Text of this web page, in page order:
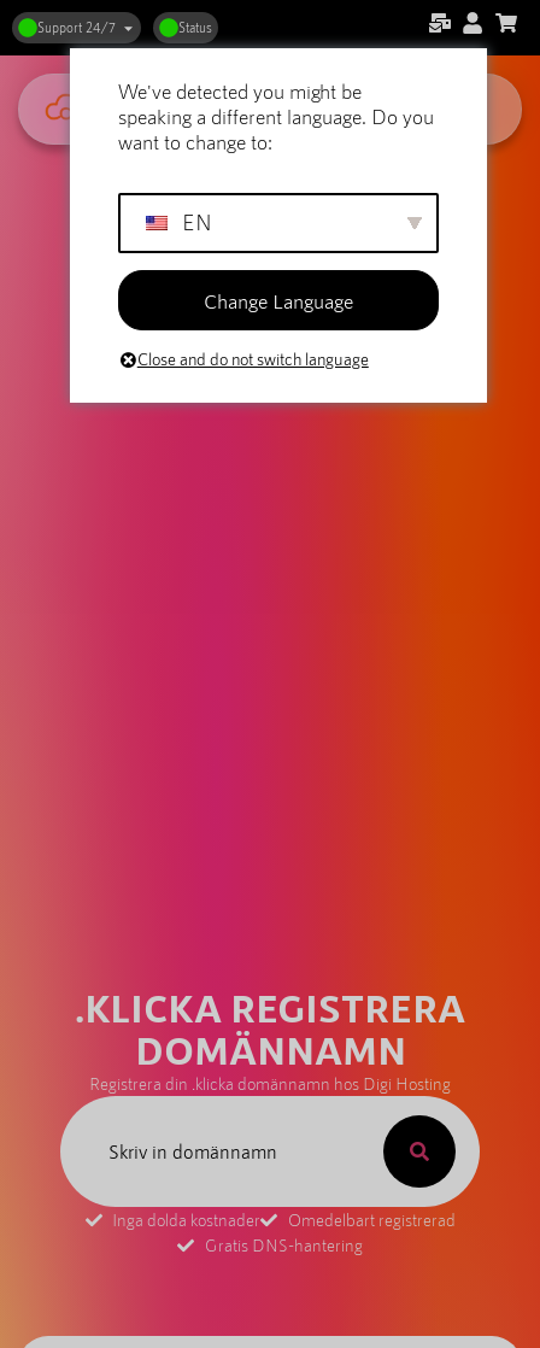
Support 24/7 Status
.KLICKA REGISTRERA
DOMÄNNAMN
Registrera din .klicka domännamn hos Digi Hosting
Inga dolda kostnader
Omedelbart registrerad
Gratis DNS-hantering
We've detected you might be
speaking a different language. Do you
want to change to:
EN
Change Language
Close and do not switch language